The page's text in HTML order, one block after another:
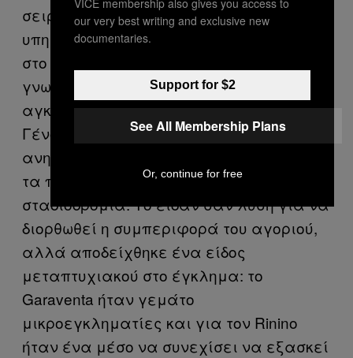
σειρά αδικημάτων, οι κοινωνικές
υπηρεσίες αποφάσισαν να τον στείλουν
στο εκπαιδευτικό πλοίο Garaventa. Το πιο
γνωστό ιταλικό εκπαιδευτικό πλοίο,
αγκυροβολημένο στο λιμάνι της
Γένοβας, ήταν αναμορφωτήριο για
ανηλίκους με στόχο να προσανατολίσει
τα παιδιά προς μια ναυτική
σταδιοδρομία. Το είδαν σαν λύση για να
διορθωθεί η συμπεριφορά του αγοριού,
αλλά αποδείχθηκε ένα είδος
μεταπτυχιακού στο έγκλημα: το
Garaventa ήταν γεμάτο
μικροεγκληματίες και για τον Rinino
ήταν ένα μέσο να συνεχίσει να εξασκεί
our very best writing and exclusive new
documentaries.
Support for $2
See All Membership Plans
Or, continue for free